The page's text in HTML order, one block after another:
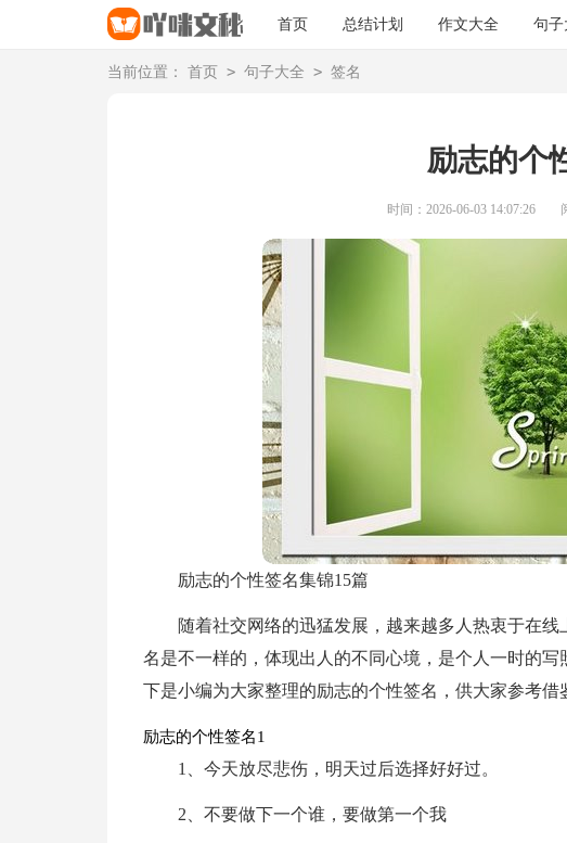
首页 总结计划 作文大全 句子
当前位置： 首页 > 句子大全 > 签名
励志的个
时间：2026-06-03 14:07:26
励志的个性签名集锦15篇
随着社交网络的迅猛发展，越来越多人热衷于在
名是不一样的，体现出人的不同心境，是个人一时的
下是小编为大家整理的励志的个性签名，供大家参考借
励志的个性签名1
1、今天放尽悲伤，明天过后选择好好过。
2、不要做下一个谁，要做第一个我